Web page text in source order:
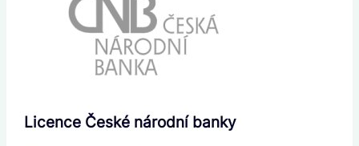
Licence České národní banky